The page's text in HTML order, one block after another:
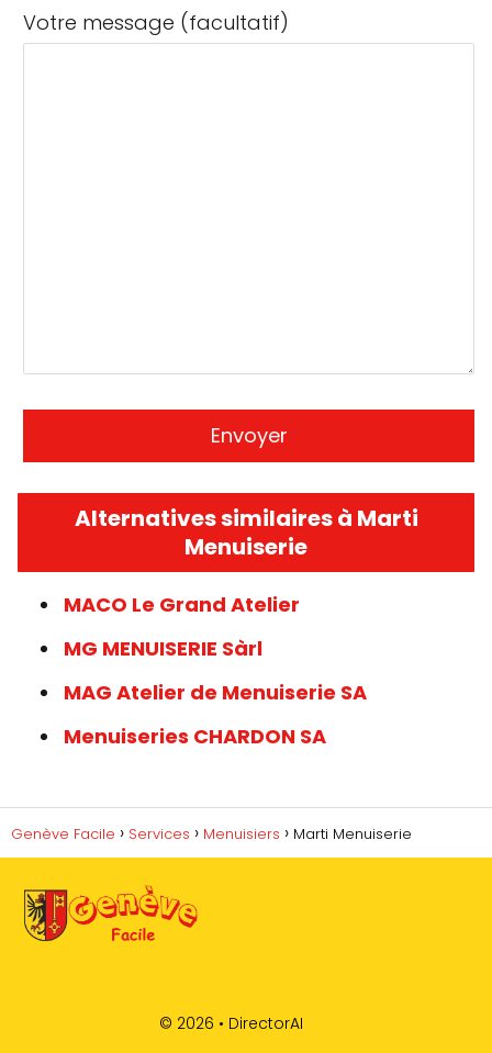
Votre message (facultatif)
Alternatives similaires à Marti
Menuiserie
MACO Le Grand Atelier
MG MENUISERIE Sàrl
MAG Atelier de Menuiserie SA
Menuiseries CHARDON SA
Genève Facile Services Menuisiers Marti Menuiserie
© 2026 • DirectorAI